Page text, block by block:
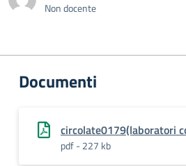
Non docente
Documenti
circolate0179(laboratori
pdf - 227 kb